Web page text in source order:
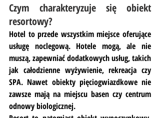
Czym charakteryzuje się obiekt
resortowy?
Hotel to przede wszystkim miejsce oferujące
usługę noclegową. Hotele mogą, ale nie
muszą, zapewniać dodatkowych usług, takich
jak całodzienne wyżywienie, rekreacja czy
SPA. Nawet obiekty pięciogwiazdkowe nie
zawsze mają na miejscu basen czy centrum
odnowy biologicznej.